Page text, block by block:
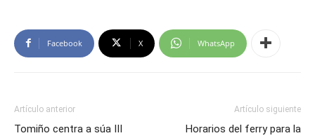
Facebook X WhatsApp
Artículo anterior
Tomiño centra a súa III
Artículo siguiente
Horarios del ferry para la